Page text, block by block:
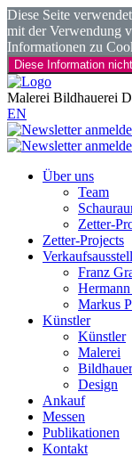
Diese Seite
mit der Verwendung
Informationen zu
Diese Information
Malerei Bildhauerei
EN
Über uns
Team
Zetter-
Zetter-Projects
Franz
Markus
Künstler
Künstler
Malerei
Design
Ankauf
Messen
Publikationen
Kontakt